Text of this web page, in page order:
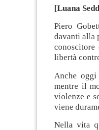
[Luana
Piero
davanti alla
libertà
Anche
mentre il
violenze e
viene
Nella vita